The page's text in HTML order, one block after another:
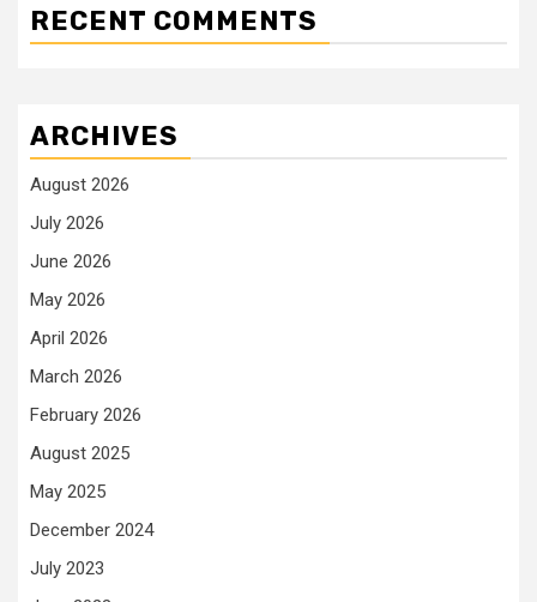
RECENT COMMENTS
ARCHIVES
August 2026
July 2026
June 2026
May 2026
April 2026
March 2026
February 2026
August 2025
May 2025
December 2024
July 2023